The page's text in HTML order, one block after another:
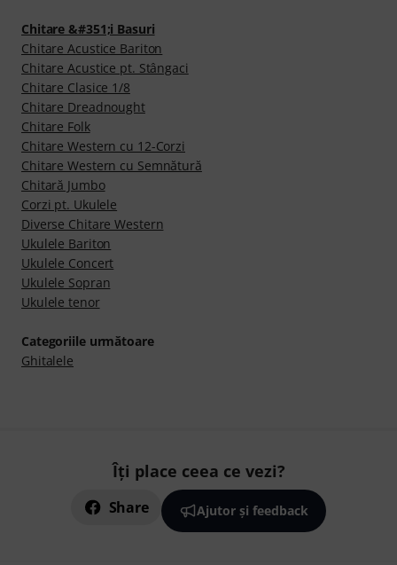
Chitare &#351;i Basuri
Chitare Acustice Bariton
Chitare Acustice pt. Stângaci
Chitare Clasice 1/8
Chitare Dreadnought
Chitare Folk
Chitare Western cu 12-Corzi
Chitare Western cu Semnătură
Chitară Jumbo
Corzi pt. Ukulele
Diverse Chitare Western
Ukulele Bariton
Ukulele Concert
Ukulele Sopran
Ukulele tenor
Categoriile următoare
Ghitalele
Îți place ceea ce vezi?
Share Ajutor și feedback